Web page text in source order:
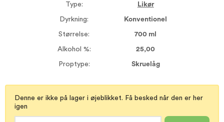
Type: Likør
Dyrkning: Konventionel
Størrelse: 700 ml
Alkohol %: 25,00
Proptype: Skruelåg
Denne er ikke på lager i øjeblikket. Få besked når den er her
igen